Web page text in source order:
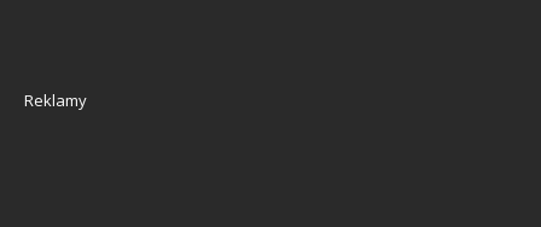
Reklamy